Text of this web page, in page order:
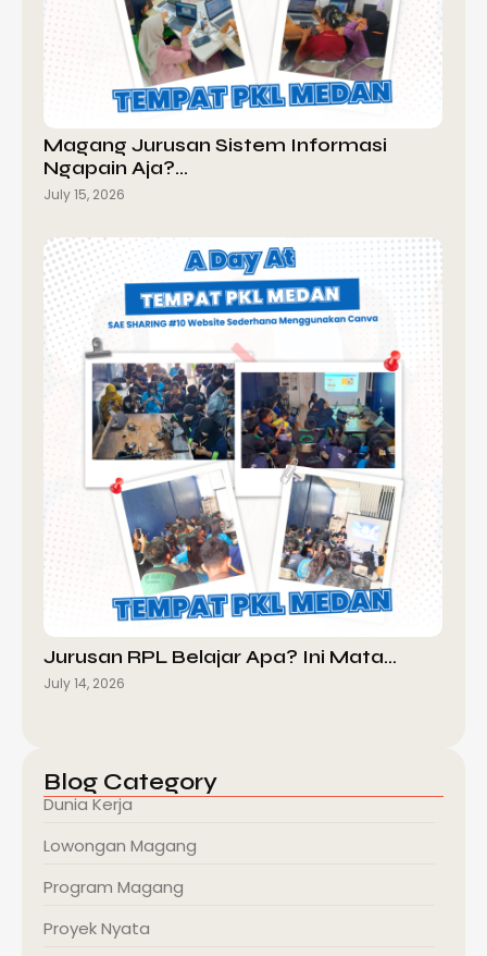
Magang Jurusan Sistem Informasi
Ngapain Aja?…
July 15, 2026
Jurusan RPL Belajar Apa? Ini Mata…
July 14, 2026
Blog Category
Dunia Kerja
Lowongan Magang
Program Magang
Proyek Nyata